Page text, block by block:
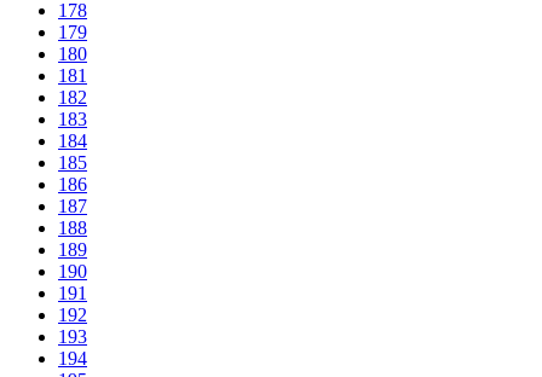
178
179
180
181
182
183
184
185
186
187
188
189
190
191
192
193
194